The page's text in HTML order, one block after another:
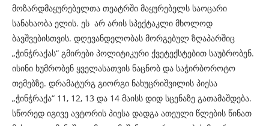
მოზარდმაყურებელთა თეატრში მაყურებელს საოცარი
სანახაობა ელის. ეს არ არის სპექტაკლი მხოლოდ
ბავშვებისთვის. დღევანდელობას მორგებულ ზღაპარშიც
„ჭინჭრაქას“ გმირები პოლიტიკური ქვეტექსტებით საუბრობენ.
ისინი ხუმრობენ ყველასათვის ნაცნობ და საჭირბოროტო
თემებზე. დრამატურგ გიორგი ნახუცრიშვილის პიესა
„ჭინჭრაქა“ 11, 12, 13 და 14 მაისს დიდ სცენაზე გათამაშდება.
სწორედ იგივე ავტორის პიესა დადგა ათეული წლების წინათ